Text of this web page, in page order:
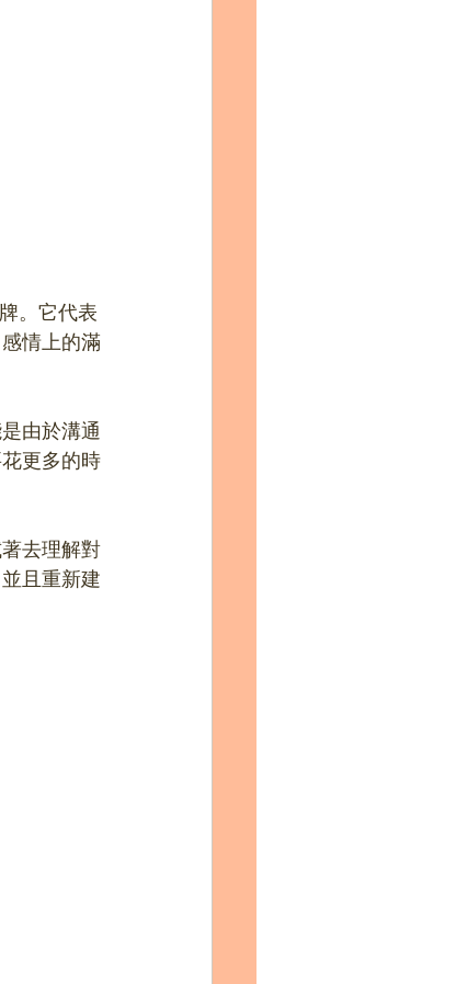
。它代表
情上的滿
由於溝通
更多的時
去理解對
且重新建